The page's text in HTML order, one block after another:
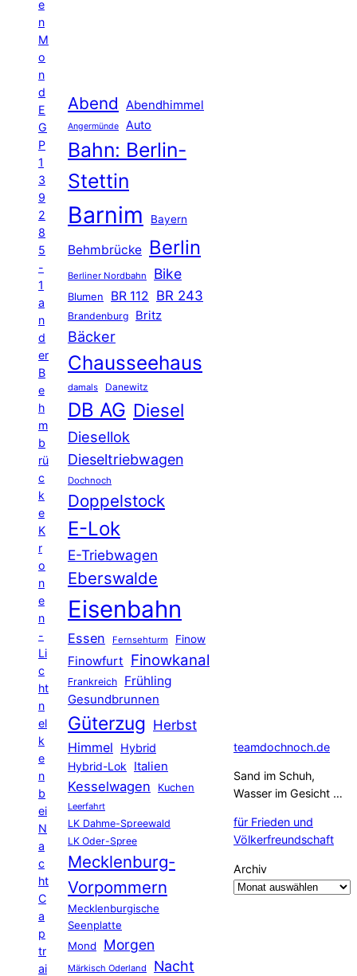
e
n
M
o
n
d
E
G
P
1
3
9
2
8
5
-
1
a
n
d
er
B
e
h
m
b
rü
c
k
e
K
r
o
n
e
n
-
Li
c
ht
n
el
k
e
n
b
ei
N
a
c
ht
C
a
p
tr
ai
Abend Abendhimmel
Angermünde Auto
Bahn: Berlin-
Stettin
Barnim Bayern
Behmbrücke Berlin
Berliner Nordbahn Bike
Blumen BR 112 BR 243
Brandenburg Britz
Bäcker
Chausseehaus
damals Danewitz
DB AG Diesel
Diesellok
Dieseltriebwagen
Dochnoch
Doppelstock
E-Lok
E-Triebwagen
Eberswalde
Eisenbahn
Essen Fernsehturm Finow
Finowfurt Finowkanal
Frankreich Frühling
Gesundbrunnen
Güterzug Herbst
Himmel
Hybrid
Hybrid-Lok Italien
Kesselwagen Kuchen
Leerfahrt
LK Dahme-Spreewald
LK Oder-Spree
Mecklenburg-
Vorpommern
Mecklenburgische
Seenplatte
Mond
Morgen
Märkisch Oderland Nacht
teamdochnoch.de
Sand im Schuh,
Wasser im Gesicht …
für Frieden und
Völkerfreundschaft
Archiv